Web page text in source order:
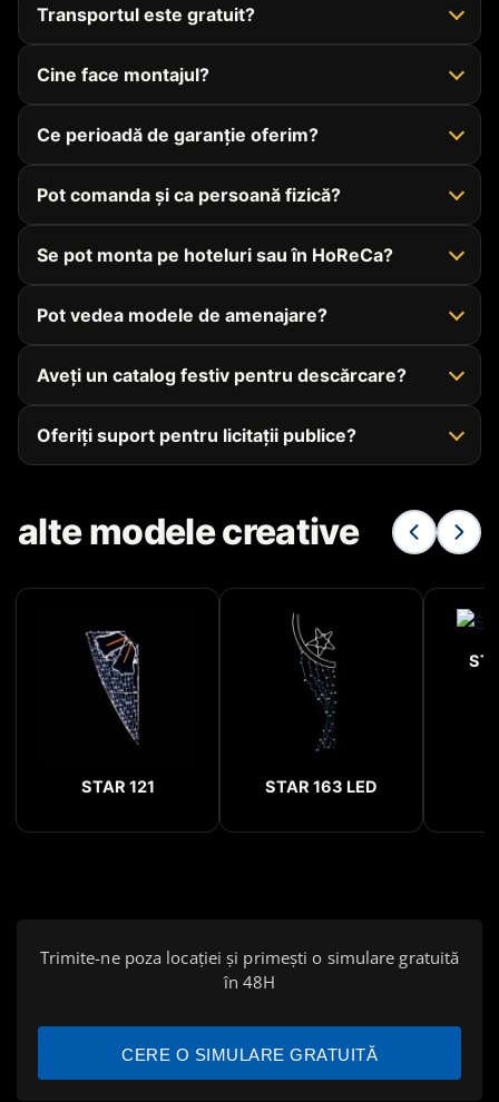
Transportul este gratuit?
Cine face montajul?
Ce perioadă de garanție oferim?
Pot comanda și ca persoană fizică?
Se pot monta pe hoteluri sau în HoReCa?
Pot vedea modele de amenajare?
Aveți un catalog festiv pentru descărcare?
Oferiți suport pentru licitații publice?
alte modele creative
STAR 121 STAR 163 LED
Trimite-ne poza locației și primești o simulare gratuită
în 48H
CERE O SIMULARE GRATUITĂ